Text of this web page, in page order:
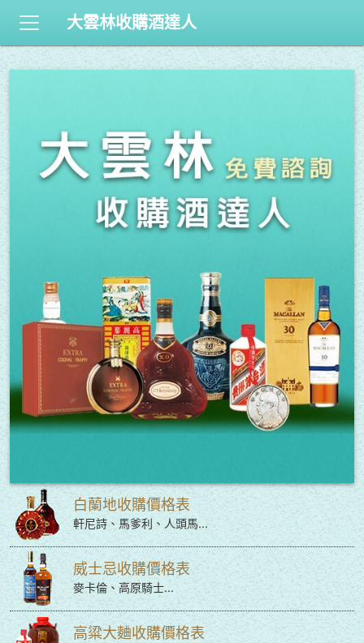
大雲林收購酒達人
白蘭地收購價格表
軒尼詩、馬爹利、人頭馬...
威士忌收購價格表
麥卡倫、高原騎士...
高粱大麯收購價格表